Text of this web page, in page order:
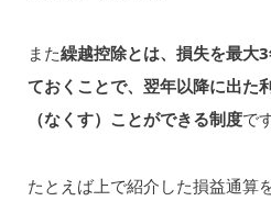
また繰越控除とは、損失を最大
ておくことで、翌年以降に出た
（なくす）ことができる制度で
たとえば上で紹介した損益通算